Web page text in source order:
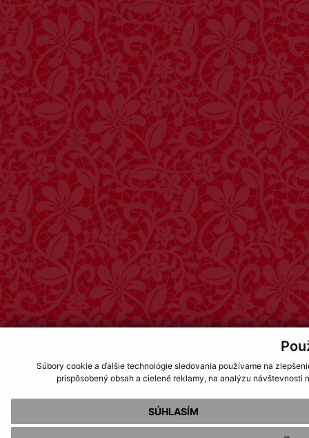
Súbory cookie a ďalšie technológie sledovania používame na
prispôsobený obsah a cielené reklamy, na analýzu
SÚHLASÍM